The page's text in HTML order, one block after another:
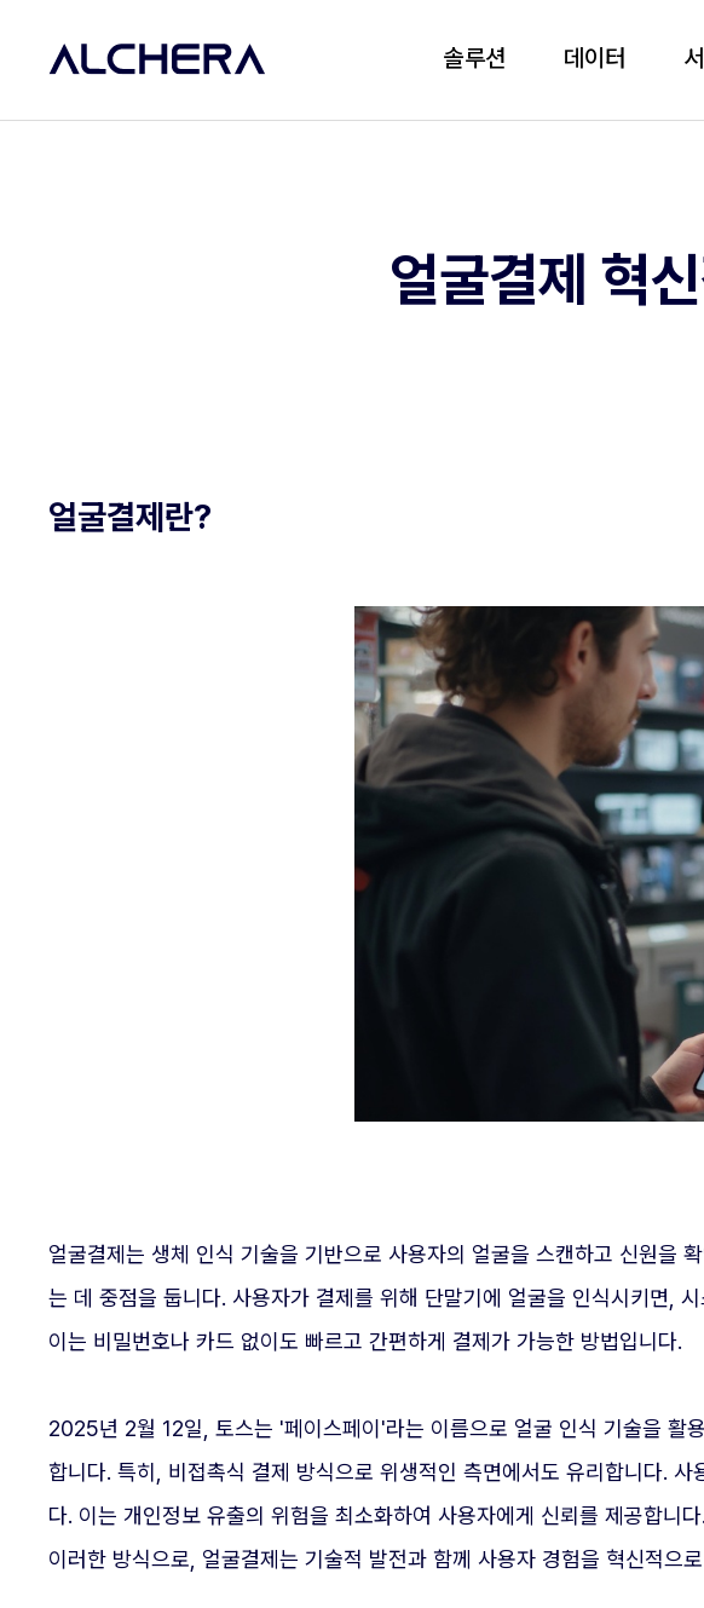
솔루션 데이터
얼굴결제 혁
얼굴결제란?
얼굴결제는 생체 인식 기술을 기반으로 사용자의 얼굴을 스캔하고 신원을
는 데 중점을 둡니다. 사용자가 결제를 위해 단말기에 얼굴을 인식시키면,
이는 비밀번호나 카드 없이도 빠르고 간편하게 결제가 가능한 방법입니다.
2025년 2월 12일, 토스는 '페이스페이'라는 이름으로 얼굴 인식 기술을 활
합니다. 특히, 비접촉식 결제 방식으로 위생적인 측면에서도 유리합니다.
다. 이는 개인정보 유출의 위험을 최소화하여 사용자에게 신뢰를 제공합니다.
이러한 방식으로, 얼굴결제는 기술적 발전과 함께 사용자 경험을 혁신적으